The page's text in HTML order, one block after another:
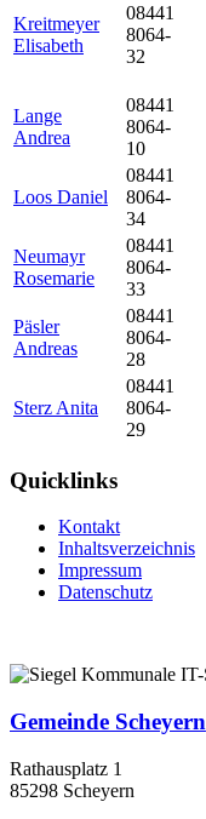
Kreitmeyer
Elisabeth
08441
8064-
32
Lange
Andrea
08441
8064-
10
Loos Daniel
08441
8064-
34
Neumayr
Rosemarie
08441
8064-
33
Päsler
Andreas
08441
8064-
28
Sterz Anita
08441
8064-
29
Quicklinks
Kontakt
Inhaltsverzeichnis
Impressum
Datenschutz
Gemeinde Scheyern
Rathausplatz 1
85298 Scheyern